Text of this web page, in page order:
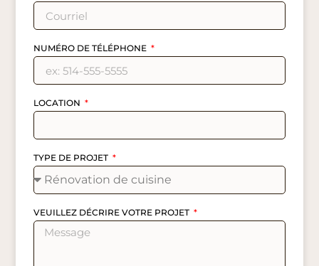
NUMÉRO DE TÉLÉPHONE
LOCATION
TYPE DE PROJET
VEUILLEZ DÉCRIRE VOTRE PROJET